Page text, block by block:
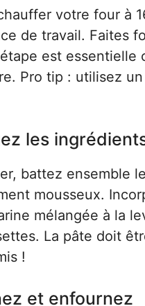
votre four à
de travail. Faites
est
Pro tip : utilisez
les
battez ensemble
mousseux.
mélangée à la
La pâte doit
!
et enfournez